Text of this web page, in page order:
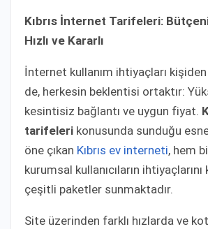
Kıbrıs İnternet Tarifeleri:
Hızlı ve Kararlı
İnternet kullanım ihtiyaçları
de, herkesin beklentisi ortaktır:
kesintisiz bağlantı ve uygun fiyat.
tarifeleri konusunda sunduğu
öne çıkan Kıbrıs ev interneti, hem
kurumsal kullanıcıların ihtiyaçlarını
çeşitli paketler sunmaktadır.
Site üzerinden farklı hızlarda ve